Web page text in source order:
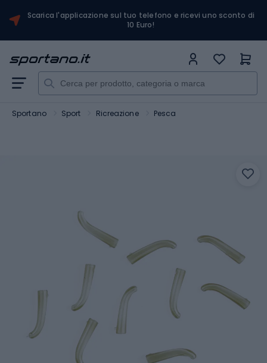
Scarica l'applicazione sul tuo telefono e ricevi uno sconto di
10 Euro!
Sportano Sport Ricreazione Pesca